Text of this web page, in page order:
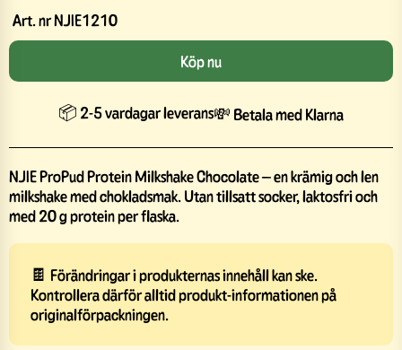
Art. nrNJIE1210
Köp nu
📦 2-5 vardagar leverans💸 Betala med Klarna
NJIE ProPud Protein Milkshake Chocolate – en krämig och len
milkshake med chokladsmak. Utan tillsatt socker, laktosfri och
med 20 g protein per flaska.
🍫 Förändringar i produkternas innehåll kan ske.
Kontrollera därför alltid produkt-informationen på
originalförpackningen.